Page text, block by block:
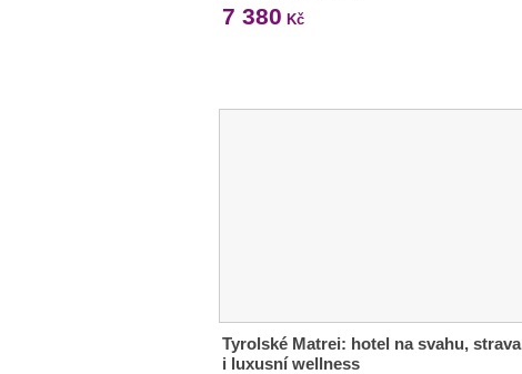
7 380 Kč
Tyrolské Matrei: hotel na svahu, strava
i luxusní wellness